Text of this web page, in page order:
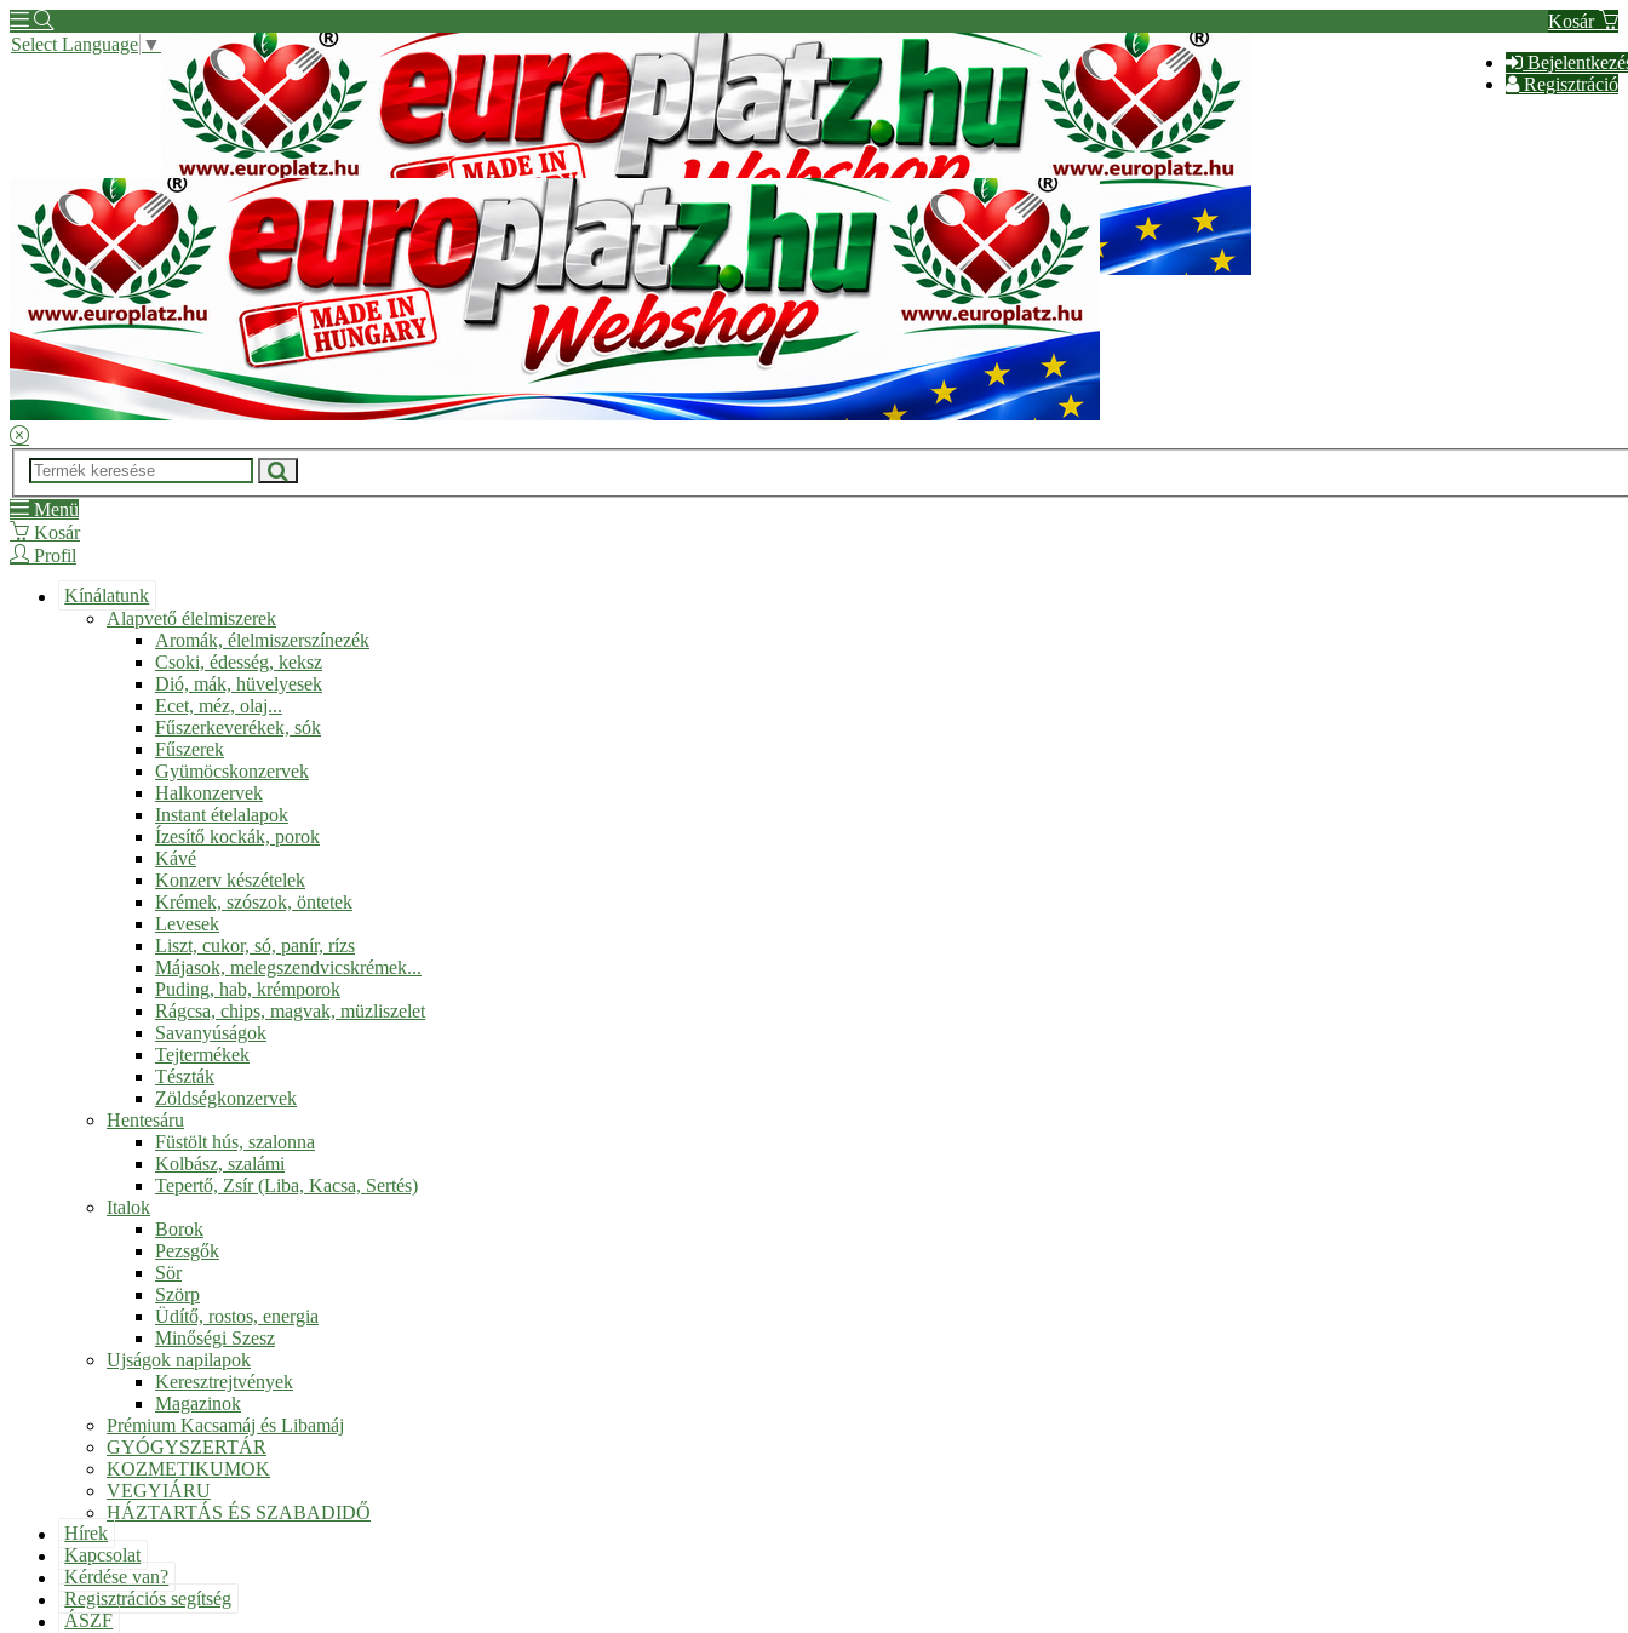
Kosár
Regisztráció
Select Language ▼
Hírek
Kapcsolat
Kérdése van?
Regisztrációs segítség
ÁSZF
Menü
Kosár
Profil
Kínálatunk
Alapvető élelmiszerek
Aromák, élelmiszerszínezék
Csoki, édesség, keksz
Dió, mák, hüvelyesek
Ecet, méz, olaj...
Fűszerkeverékek, sók
Fűszerek
Gyümöcskonzervek
Halkonzervek
Instant ételalapok
Ízesítő kockák, porok
Kávé
Konzerv készételek
Krémek, szószok, öntetek
Levesek
Liszt, cukor, só, panír, rízs
Májasok, melegszendvicskrémek...
Puding, hab, krémporok
Rágcsa, chips, magvak, müzliszelet
Savanyúságok
Tejtermékek
Tészták
Zöldségkonzervek
Hentesáru
Füstölt hús, szalonna
Kolbász, szalámi
Tepertő, Zsír (Liba, Kacsa, Sertés)
Italok
Borok
Pezsgők
Sör
Szörp
Üdítő, rostos, energia
Minőségi Szesz
Ujságok napilapok
Keresztrejtvények
Magazinok
Prémium Kacsamáj és Libamáj
GYÓGYSZERTÁR
KOZMETIKUMOK
VEGYIÁRU
HÁZTARTÁS ÉS SZABADIDŐ
Hírek
Kapcsolat
Kérdése van?
Regisztrációs segítség
ÁSZF